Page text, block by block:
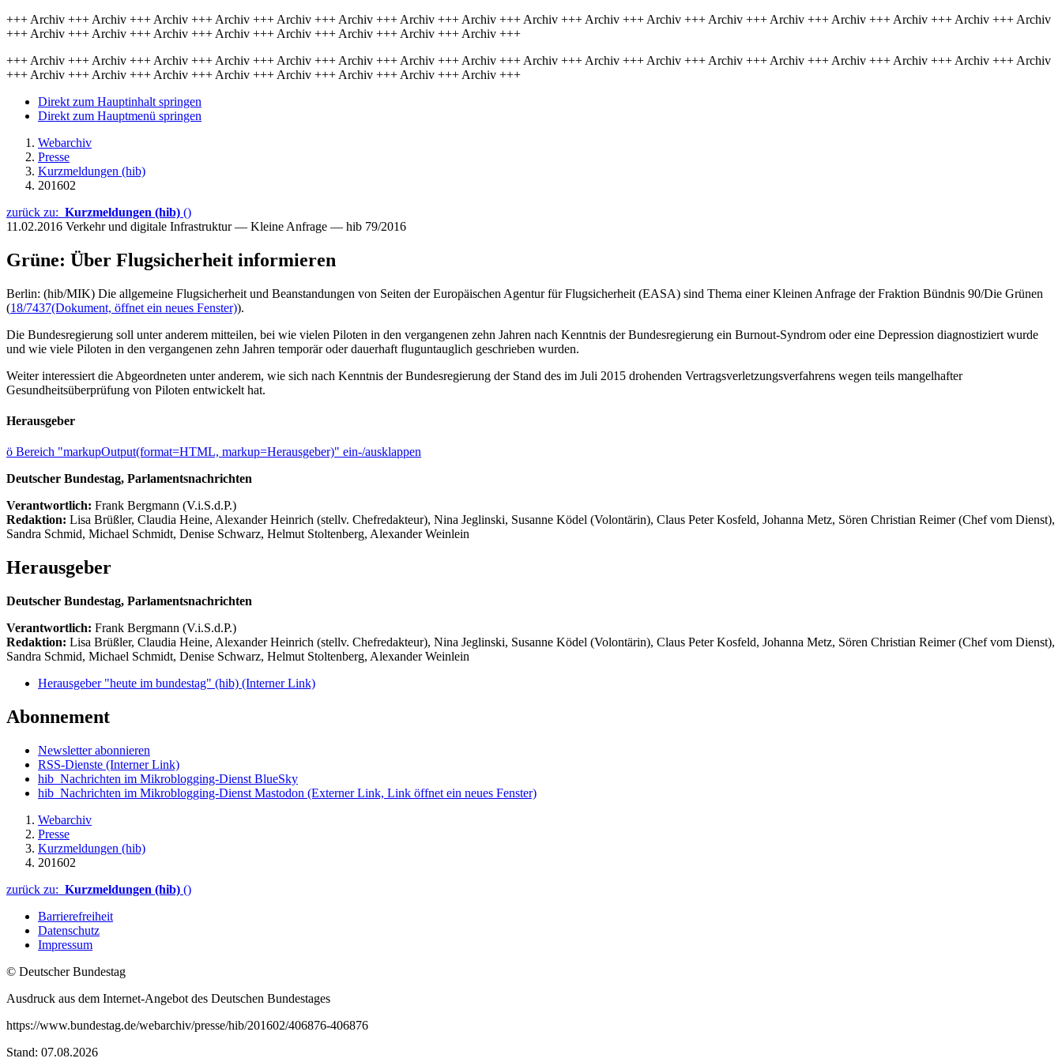
+++ Archiv +++ Archiv +++ Archiv +++ Archiv +++ Archiv +++ Archiv +++ Archiv +++ Archiv +++ Archiv +++ Archiv +++ Archiv +++ Archiv +++ Archiv +++ Archiv +++ Archiv +++ Archiv +++ Archiv
+++ Archiv +++ Archiv +++ Archiv +++ Archiv +++ Archiv +++ Archiv +++ Archiv +++ Archiv +++
+++ Archiv +++ Archiv +++ Archiv +++ Archiv +++ Archiv +++ Archiv +++ Archiv +++ Archiv +++ Archiv +++ Archiv +++ Archiv +++ Archiv +++ Archiv +++ Archiv +++ Archiv +++ Archiv +++ Archiv
+++ Archiv +++ Archiv +++ Archiv +++ Archiv +++ Archiv +++ Archiv +++ Archiv +++ Archiv +++
Direkt zum Hauptinhalt springen
Direkt zum Hauptmenü springen
Webarchiv
Presse
Kurzmeldungen (hib)
201602
zurück zu: Kurzmeldungen (hib) ()
11.02.2016 Verkehr und digitale Infrastruktur — Kleine Anfrage — hib 79/2016
Grüne: Über Flugsicherheit informieren
Berlin: (hib/MIK) Die allgemeine Flugsicherheit und Beanstandungen von Seiten der Europäischen Agentur für Flugsicherheit (EASA) sind Thema einer Kleinen Anfrage der Fraktion Bündnis 90/Die Grünen
(18/7437(Dokument, öffnet ein neues Fenster)).
Die Bundesregierung soll unter anderem mitteilen, bei wie vielen Piloten in den vergangenen zehn Jahren nach Kenntnis der Bundesregierung ein Burnout-Syndrom oder eine Depression diagnostiziert wurde
und wie viele Piloten in den vergangenen zehn Jahren temporär oder dauerhaft fluguntauglich geschrieben wurden.
Weiter interessiert die Abgeordneten unter anderem, wie sich nach Kenntnis der Bundesregierung der Stand des im Juli 2015 drohenden Vertragsverletzungsverfahrens wegen teils mangelhafter
Gesundheitsüberprüfung von Piloten entwickelt hat.
Herausgeber
ö Bereich "markupOutput(format=HTML, markup=Herausgeber)" ein-/ausklappen
Deutscher Bundestag, Parlamentsnachrichten
Verantwortlich: Frank Bergmann (V.i.S.d.P.)
Redaktion: Lisa Brüßler, Claudia Heine, Alexander Heinrich (stellv. Chefredakteur), Nina Jeglinski, Susanne Ködel (Volontärin), Claus Peter Kosfeld, Johanna Metz, Sören Christian Reimer (Chef vom Dienst),
Sandra Schmid, Michael Schmidt, Denise Schwarz, Helmut Stoltenberg, Alexander Weinlein
Herausgeber
Deutscher Bundestag, Parlamentsnachrichten
Verantwortlich: Frank Bergmann (V.i.S.d.P.)
Redaktion: Lisa Brüßler, Claudia Heine, Alexander Heinrich (stellv. Chefredakteur), Nina Jeglinski, Susanne Ködel (Volontärin), Claus Peter Kosfeld, Johanna Metz, Sören Christian Reimer (Chef vom Dienst),
Sandra Schmid, Michael Schmidt, Denise Schwarz, Helmut Stoltenberg, Alexander Weinlein
Herausgeber "heute im bundestag" (hib) (Interner Link)
Abonnement
Newsletter abonnieren
RSS-Dienste (Interner Link)
hib_Nachrichten im Mikroblogging-Dienst BlueSky
hib_Nachrichten im Mikroblogging-Dienst Mastodon (Externer Link, Link öffnet ein neues Fenster)
Webarchiv
Presse
Kurzmeldungen (hib)
201602
zurück zu: Kurzmeldungen (hib) ()
Barrierefreiheit
Datenschutz
Impressum
© Deutscher Bundestag
Ausdruck aus dem Internet-Angebot des Deutschen Bundestages
https://www.bundestag.de/webarchiv/presse/hib/201602/406876-406876
Stand: 07.08.2026